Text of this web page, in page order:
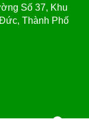
Số 37, Khu
Thành Phố